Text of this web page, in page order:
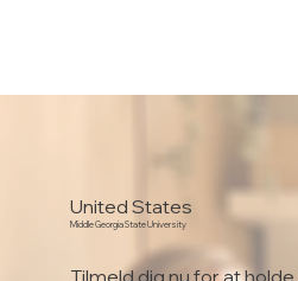
United States
Middle Georgia State University